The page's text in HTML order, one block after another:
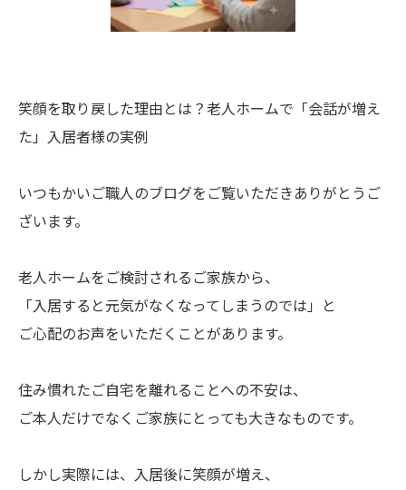
笑顔を取り戻した理由とは？老人ホームで「会話が増え
た」入居者様の実例
いつもかいご職人のブログをご覧いただきありがとうご
ざいます。
老人ホームをご検討されるご家族から、
「入居すると元気がなくなってしまうのでは」と
ご心配のお声をいただくことがあります。
住み慣れたご自宅を離れることへの不安は、
ご本人だけでなくご家族にとっても大きなものです。
しかし実際には、入居後に笑顔が増え、